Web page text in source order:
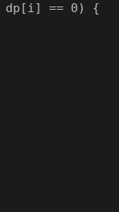
dp[i] == 0) {